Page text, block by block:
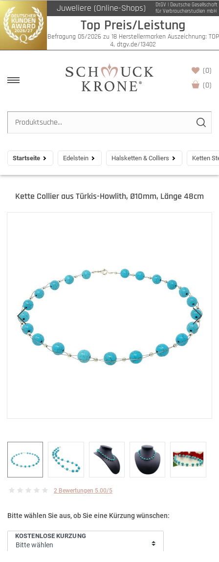
Juweliere (Online-Shops)
DtGV | Deutsche Gesellschaft
für Verbraucherstudien mbH
Top Preis/Leistung
Befragung 05/2026 zu 18 Herstellermarken Auszeichnung: TOP
4, dtgv.de/13402
(0)
(0)
Startseite Edelstein Halsketten & Colliers Ketten
Kette Collier aus Türkis-Howlith, Ø10mm, Länge 48cm
2 Bewertungen 5.00/5
Bitte wählen Sie aus, ob Sie eine Kürzung wünschen:
KOSTENLOSE KÜRZUNG